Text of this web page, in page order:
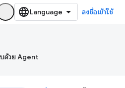
ลงชื่อเข้าใช้
บด้วย Agent